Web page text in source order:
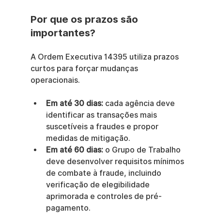
Por que os prazos são
importantes?
A Ordem Executiva 14395 utiliza prazos
curtos para forçar mudanças
operacionais.
Em até 30 dias: cada agência deve
identificar as transações mais
suscetíveis a fraudes e propor
medidas de mitigação.
Em até 60 dias: o Grupo de Trabalho
deve desenvolver requisitos mínimos
de combate à fraude, incluindo
verificação de elegibilidade
aprimorada e controles de pré-
pagamento.